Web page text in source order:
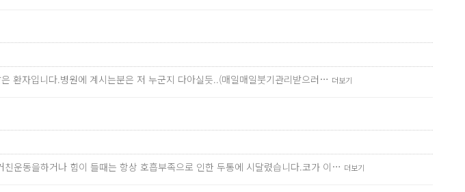
환자입니다.병원에 계시는분은 저 누군지 다아실듯..(매일매일붓기관리받으러… 더보기
운동을하거나 힘이 들때는 항상 호흡부족으로 인한 두통에 시달렸습니다.코가 이… 더보기